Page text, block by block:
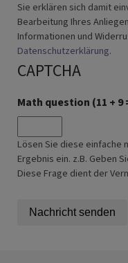
Sie erklären sich damit
Bearbeitung Ihres
Informationen und
Datenschutzerklärung.
CAPTCHA
Math question (11 + 9
Lösen Sie diese einfache
Ergebnis ein. z.B. Geben
Diese Frage dient der